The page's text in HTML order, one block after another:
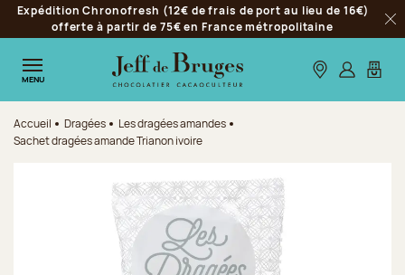
Aller à la navigation
Aller au contenu principal
Aller au pied de page
Expédition Chronofresh (12€ de frais de port au lieu de 16€)
offerte à partir de 75€ en France métropolitaine
MENU Nos boutiques
S’identifier
Mon
Accueil Dragées
Les dragées amandes
Sachet dragées amande Trianon ivoire